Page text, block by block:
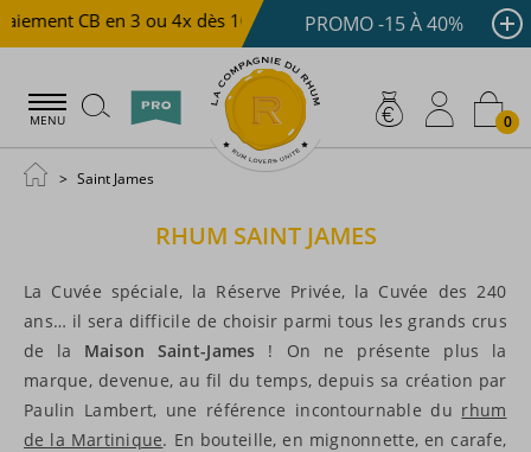
CB en 3 ou 4x dès 100 € Livraison offerte dès 150
PROMO -15 À 40%
MENU 0
Saint James
RHUM SAINT JAMES
La Cuvée spéciale, la Réserve Privée, la Cuvée des 240
ans… il sera difficile de choisir parmi tous les grands crus
de la Maison Saint-James ! On ne présente plus la
marque, devenue, au fil du temps, depuis sa création par
Paulin Lambert, une référence incontournable du rhum
de la Martinique. En bouteille, en mignonnette, en carafe,